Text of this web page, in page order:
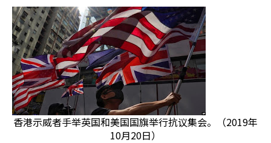
香港示威者手举英国和美国国旗举行抗议集会。（2019年
10月20日）